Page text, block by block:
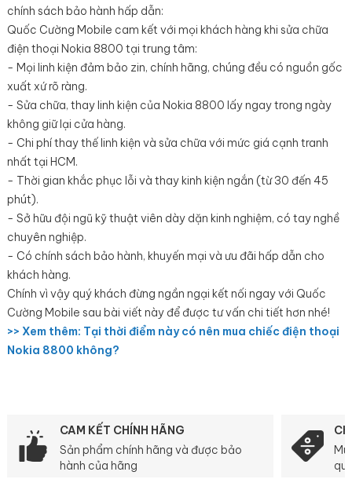
chính sách bảo hành hấp dẫn:
Quốc Cường Mobile cam kết với mọi khách hàng khi sửa chữa
điện thoại Nokia 8800 tại trung tâm:
- Mọi linh kiện đảm bảo zin, chính hãng, chúng đều có nguồn gốc
xuất xứ rõ ràng.
- Sửa chữa, thay linh kiện của Nokia 8800 lấy ngay trong ngày
không giữ lại cửa hàng.
- Chi phí thay thế linh kiện và sửa chữa với mức giá cạnh tranh
nhất tại HCM.
- Thời gian khắc phục lỗi và thay kinh kiện ngắn (từ 30 đến 45
phút).
- Sở hữu đội ngũ kỹ thuật viên dày dặn kinh nghiệm, có tay nghề
chuyên nghiệp.
- Có chính sách bảo hành, khuyến mại và ưu đãi hấp dẫn cho
khách hàng.
Chính vì vậy quý khách đừng ngần ngại kết nối ngay với Quốc
Cường Mobile sau bài viết này để được tư vấn chi tiết hơn nhé!
>> Xem thêm: Tại thời điểm này có nên mua chiếc điện thoại
Nokia 8800 không?
CAM KẾT CHÍNH HÃNG
Sản phẩm chính hãng và được bảo
hành của hãng